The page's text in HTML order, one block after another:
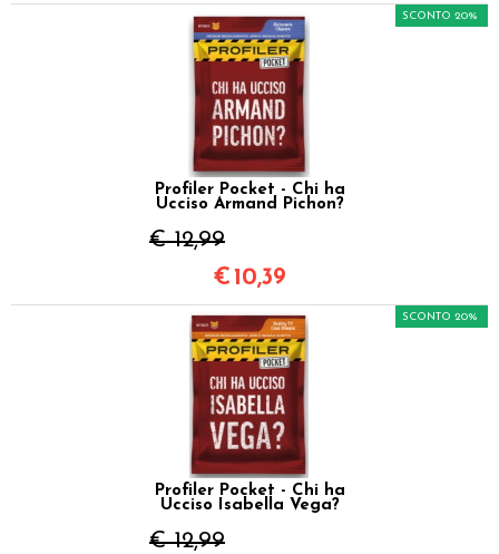
Profiler Pocket - Chi ha
Ucciso Armand Pichon?
€ 12,99
SCONTO 20%
€ 10,39
Profiler Pocket - Chi ha
Ucciso Isabella Vega?
€ 12,99
SCONTO 20%